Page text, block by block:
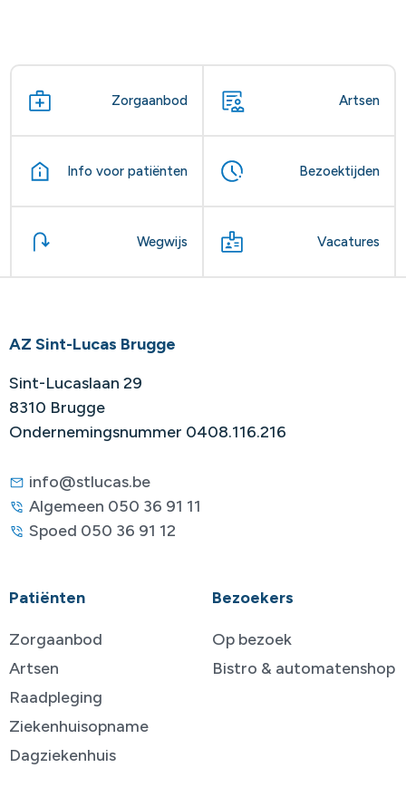
Zorgaanbod Artsen
Info voor patiënten Bezoektijden
Wegwijs Vacatures
AZ Sint-Lucas Brugge
Sint-Lucaslaan 29
8310 Brugge
Ondernemingsnummer 0408.116.216
info@stlucas.be
Algemeen 050 36 91 11
Spoed 050 36 91 12
Patiënten
Zorgaanbod
Artsen
Raadpleging
Ziekenhuisopname
Dagziekenhuis
Bezoekers
Op bezoek
Bistro & automatenshop